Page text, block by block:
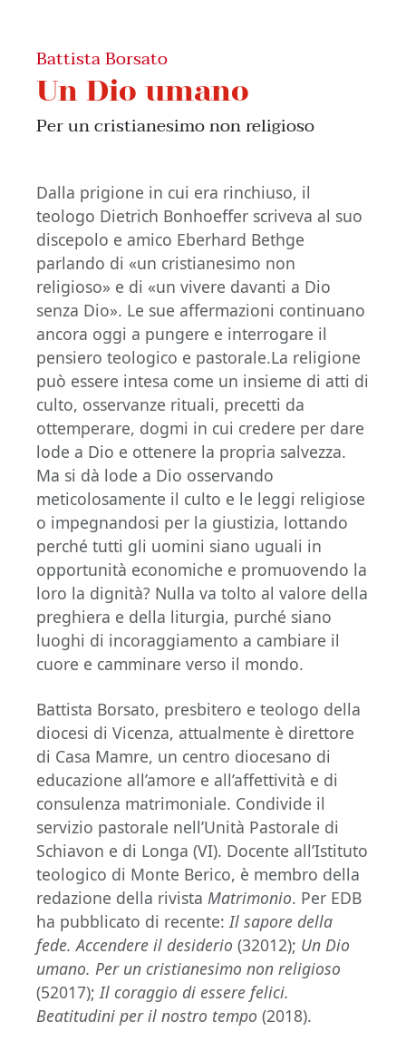
Battista Borsato
Un Dio umano
Per un cristianesimo non religioso
Dalla prigione in cui era rinchiuso, il
teologo Dietrich Bonhoeffer scriveva al suo
discepolo e amico Eberhard Bethge
parlando di «un cristianesimo non
religioso» e di «un vivere davanti a Dio
senza Dio». Le sue affermazioni continuano
ancora oggi a pungere e interrogare il
pensiero teologico e pastorale.La religione
può essere intesa come un insieme di atti di
culto, osservanze rituali, precetti da
ottemperare, dogmi in cui credere per dare
lode a Dio e ottenere la propria salvezza.
Ma si dà lode a Dio osservando
meticolosamente il culto e le leggi religiose
o impegnandosi per la giustizia, lottando
perché tutti gli uomini siano uguali in
opportunità economiche e promuovendo la
loro la dignità? Nulla va tolto al valore della
preghiera e della liturgia, purché siano
luoghi di incoraggiamento a cambiare il
cuore e camminare verso il mondo.
Battista Borsato, presbitero e teologo della
diocesi di Vicenza, attualmente è direttore
di Casa Mamre, un centro diocesano di
educazione all’amore e all’affettività e di
consulenza matrimoniale. Condivide il
servizio pastorale nell’Unità Pastorale di
Schiavon e di Longa (VI). Docente all’Istituto
teologico di Monte Berico, è membro della
redazione della rivista Matrimonio. Per EDB
ha pubblicato di recente:Il sapore della
fede. Accendere il desiderio (32012); Un Dio
umano. Per un cristianesimo non religioso
(52017);Il coraggio di essere felici.
Beatitudini per il nostro tempo (2018).